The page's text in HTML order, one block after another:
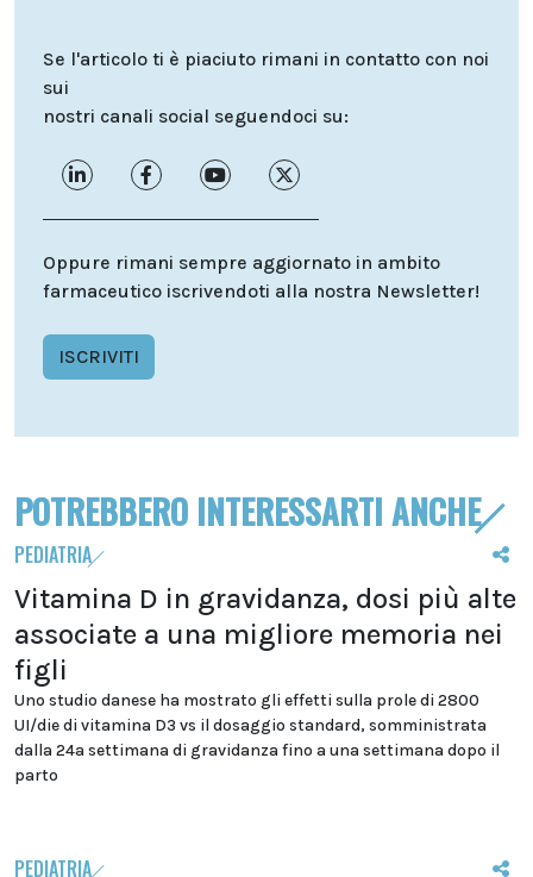
Se l'articolo ti è piaciuto rimani in contatto con noi
sui
nostri canali social seguendoci su:
Oppure rimani sempre aggiornato in ambito
farmaceutico iscrivendoti alla nostra Newsletter!
ISCRIVITI
POTREBBERO INTERESSARTI ANCHE
PEDIATRIA
Vitamina D in gravidanza, dosi più alte
associate a una migliore memoria nei
figli
Uno studio danese ha mostrato gli effetti sulla prole di 2800
UI/die di vitamina D3 vs il dosaggio standard, somministrata
dalla 24a settimana di gravidanza fino a una settimana dopo il
parto
PEDIATRIA